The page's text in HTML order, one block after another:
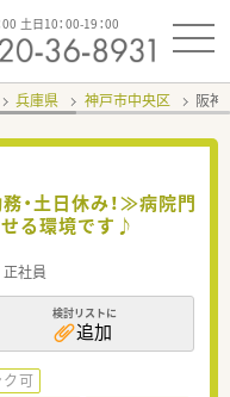
00 土日10：00-19：00
兵庫県 神戸市中央区 阪
・土日休み！≫病院門
る環境です♪
正社員
検討リストに
追加
可